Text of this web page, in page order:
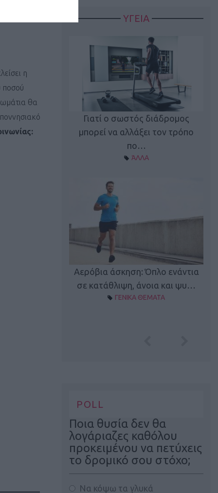
η
ποσού
θα
ΥΓΕΙΑ
καφεΐνη
Γιατί ο σωστός διάδρομος
μπορεί να αλλάξει τον τρόπο
πο…
ΆΛΛΑ
Αερόβια άσκηση: Όπλο ενάντια
σε κατάθλιψη, άνοια και ψυ…
ΓΕΝΙΚΑ ΘΕΜΑΤΑ
POLL
Ποια θυσία δεν θα
λογάριαζες καθόλου
προκειμένου να πετύχεις
το δρομικό σου στόχο;
Να κόψω τα γλυκά